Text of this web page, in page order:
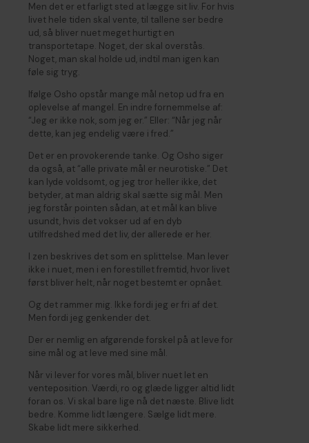
Men det er et farligt sted at lægge sit liv. For hvis
livet hele tiden skal vente, til tallene ser bedre
ud, så bliver nuet meget hurtigt en
transportetape. Noget, der skal overstås.
Noget, man skal holde ud, indtil man igen kan
føle sig tryg.
Ifølge Osho opstår mange mål netop ud fra en
oplevelse af mangel. En indre fornemmelse af:
“Jeg er ikke nok, som jeg er.” Eller: “Når jeg når
dette, kan jeg endelig være i fred.”
Det er en provokerende tanke. Og Osho siger
da også, at “alle private mål er neurotiske.” Det
kan lyde voldsomt, og jeg tror heller ikke, det
betyder, at man aldrig skal sætte sig mål. Men
jeg forstår pointen sådan, at et mål kan blive
usundt, hvis det vokser ud af en dyb
utilfredshed med det liv, der allerede er her.
I zen beskrives det som en splittelse. Man lever
ikke i nuet, men i en forestillet fremtid, hvor livet
først bliver helt, når noget bestemt er opnået.
Og det rammer mig. Ikke fordi jeg er fri af det.
Men fordi jeg genkender det.
Der er nemlig en afgørende forskel på at leve for
sine mål og at leve med sine mål.
Når vi lever for vores mål, bliver nuet let en
venteposition. Værdi, ro og glæde ligger altid lidt
foran os. Vi skal bare lige nå det næste. Blive lidt
bedre. Komme lidt længere. Sælge lidt mere.
Skabe lidt mere sikkerhed.